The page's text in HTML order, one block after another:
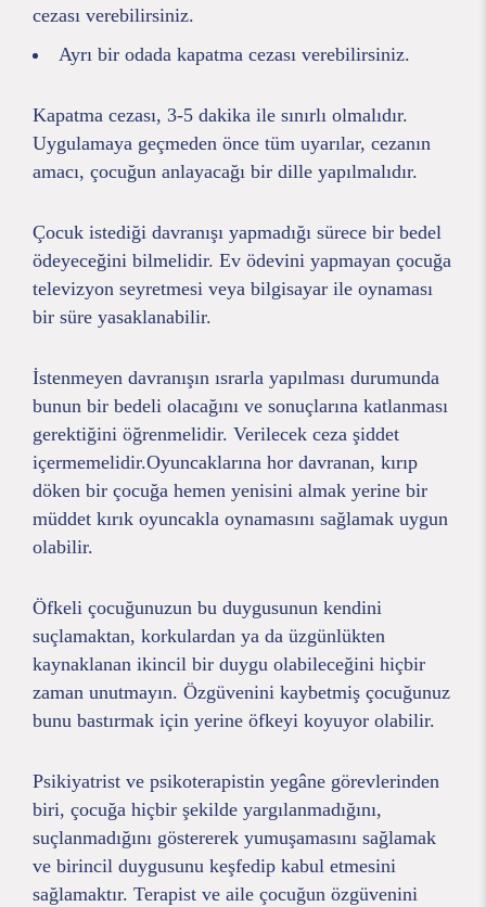
cezası verebilirsiniz.
Ayrı bir odada kapatma cezası verebilirsiniz.
Kapatma cezası, 3-5 dakika ile sınırlı olmalıdır.
Uygulamaya geçmeden önce tüm uyarılar, cezanın
amacı, çocuğun anlayacağı bir dille yapılmalıdır.
Çocuk istediği davranışı yapmadığı sürece bir bedel
ödeyeceğini bilmelidir. Ev ödevini yapmayan çocuğa
televizyon seyretmesi veya bilgisayar ile oynaması
bir süre yasaklanabilir.
İstenmeyen davranışın ısrarla yapılması durumunda
bunun bir bedeli olacağını ve sonuçlarına katlanması
gerektiğini öğrenmelidir. Verilecek ceza şiddet
içermemelidir.Oyuncaklarına hor davranan, kırıp
döken bir çocuğa hemen yenisini almak yerine bir
müddet kırık oyuncakla oynamasını sağlamak uygun
olabilir.
Öfkeli çocuğunuzun bu duygusunun kendini
suçlamaktan, korkulardan ya da üzgünlükten
kaynaklanan ikincil bir duygu olabileceğini hiçbir
zaman unutmayın. Özgüvenini kaybetmiş çocuğunuz
bunu bastırmak için yerine öfkeyi koyuyor olabilir.
Psikiyatrist ve psikoterapistin yegâne görevlerinden
biri, çocuğa hiçbir şekilde yargılanmadığını,
suçlanmadığını göstererek yumuşamasını sağlamak
ve birincil duygusunu keşfedip kabul etmesini
sağlamaktır. Terapist ve aile çocuğun özgüvenini